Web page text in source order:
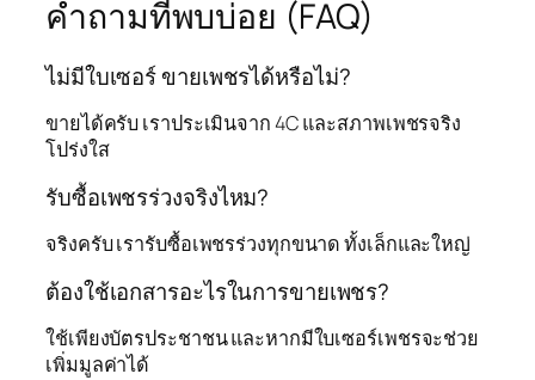
คำถามที่พบบ่อย (FAQ)
ไม่มีใบเซอร์ ขายเพชรได้หรือไม่?
ขายได้ครับ เราประเมินจาก 4C และสภาพเพชรจริง
โปร่งใส
รับซื้อเพชรร่วงจริงไหม?
จริงครับ เรารับซื้อเพชรร่วงทุกขนาด ทั้งเล็กและใหญ่
ต้องใช้เอกสารอะไรในการขายเพชร?
ใช้เพียงบัตรประชาชน และหากมีใบเซอร์เพชรจะช่วย
เพิ่มมูลค่าได้